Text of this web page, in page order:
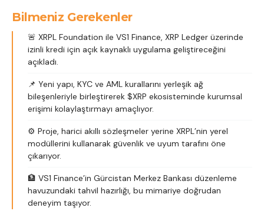
Bilmeniz Gerekenler
🚨 XRPL Foundation ile VS1 Finance, XRP Ledger üzerinde
izinli kredi için açık kaynaklı uygulama geliştireceğini
açıkladı.
📌 Yeni yapı, KYC ve AML kurallarını yerleşik ağ
bileşenleriyle birleştirerek $XRP ekosisteminde kurumsal
erişimi kolaylaştırmayı amaçlıyor.
⚙️ Proje, harici akıllı sözleşmeler yerine XRPL’nin yerel
modüllerini kullanarak güvenlik ve uyum tarafını öne
çıkarıyor.
🏦 VS1 Finance’in Gürcistan Merkez Bankası düzenleme
havuzundaki tahvil hazırlığı, bu mimariye doğrudan
deneyim taşıyor.